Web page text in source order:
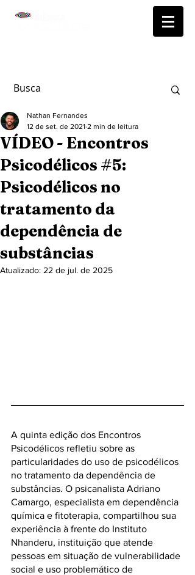
VÍDEO - Encontros
Psicodélicos #5:
Psicodélicos no
tratamento da
dependência de
substâncias
Nathan Fernandes
12 de set. de 2021 2 min de leitura
Atualizado: 22 de jul. de 2025
A quinta edição dos Encontros
Psicodélicos refletiu sobre as
particularidades do uso de psicodélicos
no tratamento da dependência de
substâncias. O psicanalista Adriano
Camargo, especialista em dependência
química e fitoterapia, compartilhou sua
experiência à frente do Instituto
Nhanderu, instituição que atende
pessoas em situação de vulnerabilidade
social e uso problemático de